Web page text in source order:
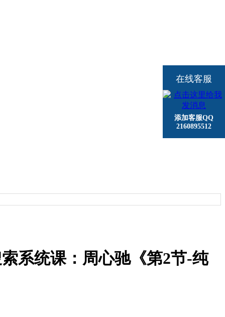
系统课：周心驰《第2节-纯
在线客服
添加客服QQ
2160895512